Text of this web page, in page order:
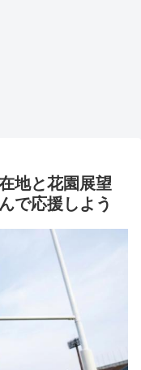
地と花園展望
で応援しよう